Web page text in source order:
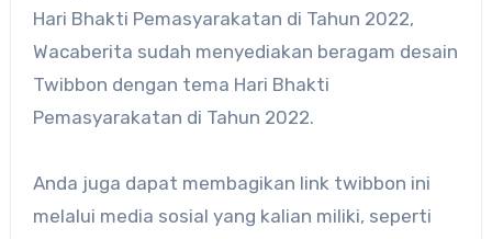
Hari Bhakti Pemasyarakatan di Tahun 2022,
Wacaberita sudah menyediakan beragam desain
Twibbon dengan tema Hari Bhakti
Pemasyarakatan di Tahun 2022.
Anda juga dapat membagikan link twibbon ini
melalui media sosial yang kalian miliki, seperti